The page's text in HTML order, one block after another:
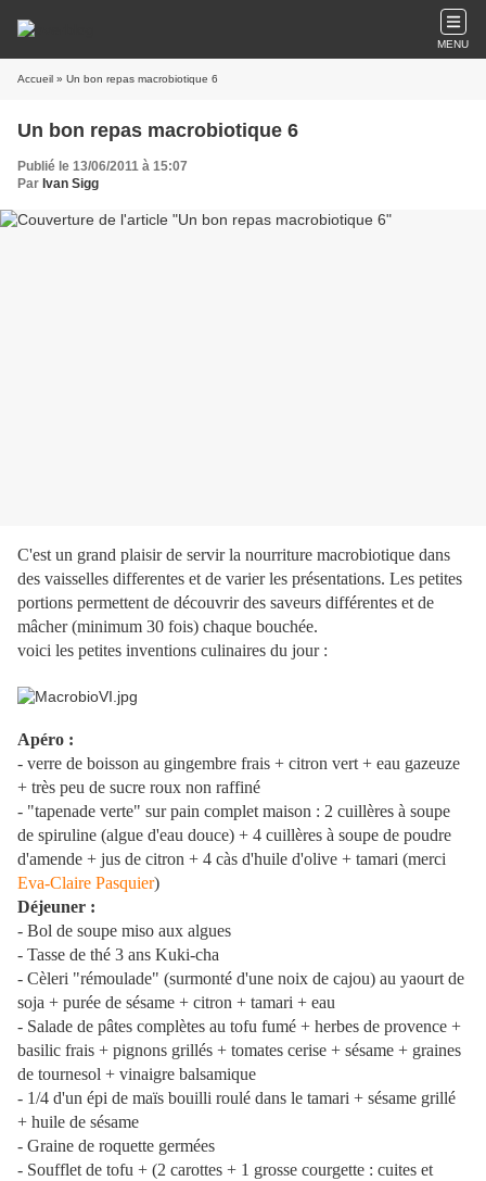
MENU
Accueil » Un bon repas macrobiotique 6
Un bon repas macrobiotique 6
Publié le 13/06/2011 à 15:07
Par Ivan Sigg
C'est un grand plaisir de servir la nourriture macrobiotique dans
des vaisselles differentes et de varier les présentations. Les petites
portions permettent de découvrir des saveurs différentes et de
mâcher (minimum 30 fois) chaque bouchée.
voici les petites inventions culinaires du jour :
Apéro :
- verre de boisson au gingembre frais + citron vert + eau gazeuze
+ très peu de sucre roux non raffiné
- "tapenade verte" sur pain complet maison : 2 cuillères à soupe
de spiruline (algue d'eau douce) + 4 cuillères à soupe de poudre
d'amende + jus de citron + 4 càs d'huile d'olive + tamari (merci
Eva-Claire Pasquier)
Déjeuner :
- Bol de soupe miso aux algues
- Tasse de thé 3 ans Kuki-cha
- Cèleri "rémoulade" (surmonté d'une noix de cajou) au yaourt de
soja + purée de sésame + citron + tamari + eau
- Salade de pâtes complètes au tofu fumé + herbes de provence +
basilic frais + pignons grillés + tomates cerise + sésame + graines
de tournesol + vinaigre balsamique
- 1/4 d'un épi de maïs bouilli roulé dans le tamari + sésame grillé
+ huile de sésame
- Graine de roquette germées
- Soufflet de tofu + (2 carottes + 1 grosse courgette : cuites et